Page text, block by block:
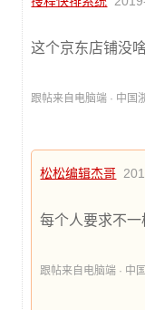
这个京东店铺没
跟帖来自电脑端 · 中国
松松编辑杰哥
每个人要求不
跟帖来自电脑端 · 中